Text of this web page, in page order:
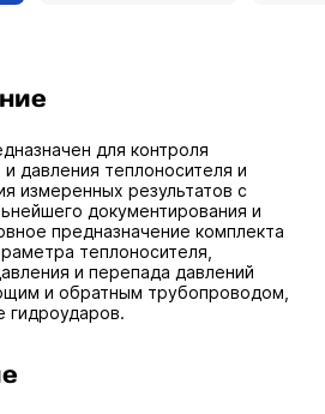
для контроля
давления теплоносителя и
измеренных результатов с
документирования и
предназначение комплекта
теплоносителя,
и перепада давлений
и обратным трубопроводом,
гидроударов.